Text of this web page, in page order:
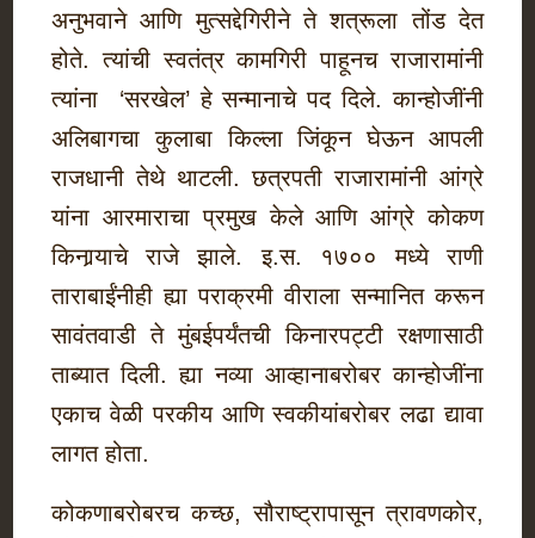
अनुभवाने आणि मुत्सद्देगिरीने ते शत्रूला तोंड देत
होते. त्यांची स्वतंत्र कामगिरी पाहूनच राजारामांनी
त्यांना ‘सरखेल’ हे सन्मानाचे पद दिले. कान्होजींनी
अलिबागचा कुलाबा किल्ला जिंकून घेऊन आपली
राजधानी तेथे थाटली. छत्रपती राजारामांनी आंग्रे
यांना आरमाराचा प्रमुख केले आणि आंग्रे कोकण
किनार्‍याचे राजे झाले. इ.स. १७०० मध्ये राणी
ताराबाईंनीही ह्या पराक्रमी वीराला सन्मानित करून
सावंतवाडी ते मुंबईपर्यंतची किनारपट्टी रक्षणासाठी
ताब्यात दिली. ह्या नव्या आव्हानाबरोबर कान्होजींना
एकाच वेळी परकीय आणि स्वकीयांबरोबर लढा द्यावा
लागत होता.
कोकणाबरोबरच कच्छ, सौराष्ट्रापासून त्रावणकोर,